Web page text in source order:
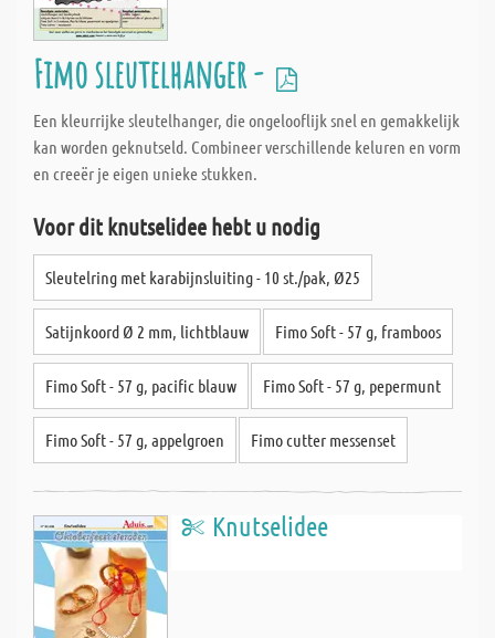
Fimo sleutelhanger -
Een kleurrijke sleutelhanger, die ongelooflijk snel en gemakkelijk
kan worden geknutseld. Combineer verschillende keluren en vorm
en creeër je eigen unieke stukken.
Voor dit knutselidee hebt u nodig
Sleutelring met karabijnsluiting - 10 st./pak, Ø25
Satijnkoord Ø 2 mm, lichtblauw Fimo Soft - 57 g, framboos
Fimo Soft - 57 g, pacific blauw Fimo Soft - 57 g, pepermunt
Fimo Soft - 57 g, appelgroen Fimo cutter messenset
Knutselidee